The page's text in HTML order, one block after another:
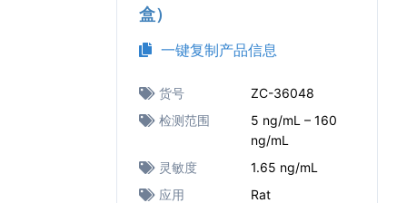
盒）
一键复制产品信息
货号
ZC-36048
检测范围
5 ng/mL – 160
ng/mL
灵敏度
1.65 ng/mL
应用
Rat